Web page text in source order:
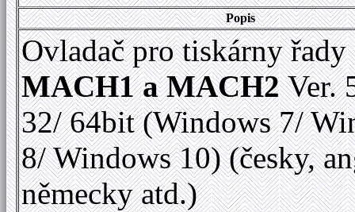
Popis
Ovladač pro tiskárny řady
MACH1 a MACH2Ver.
32/ 64bit (Windows 7/
8/ Windows 10) (česky,
německy atd.)